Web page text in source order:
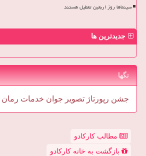
سینماها روز اربعین تعطیل هستند
جدیدترین ها
تگها
جشن رپورتاژ تصویر جوان خدمات رمان
مطالب کارکادو
بازگشت به خانه کارکادو